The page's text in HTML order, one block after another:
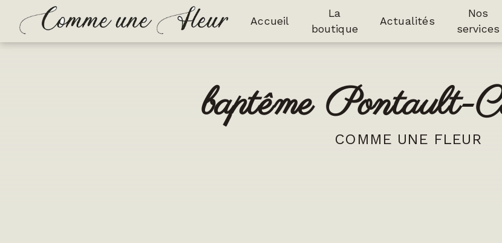
Accueil
La
boutique
Actualités
Nos
services
baptême Pontault-
COMME UNE FLEUR
Panneau de gestion des cookies